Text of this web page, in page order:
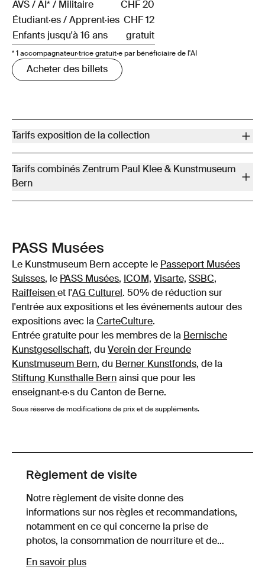
AVS / AI* / Militaire
CHF 20
Étudiant·es / Apprent·ies CHF 12
Enfants jusqu'à 16 ans
gratuit
* 1 accompagnateur·trice gratuit·e par bénéficiaire de l'AI
Acheter des billets
Tarifs exposition de la collection
Tarif plein
CHF 10
AVS / AI* / Militaire
Tarifs combinés Zentrum Paul Klee & Kunstmuseum
Bern
Étudiant·es / Apprent·ies
* 1 accompagnateur·trice gratuit·e par bénéficiaire de l'AI
PASS Musées
Le Kunstmuseum Bern accepte le Passeport Musées
Suisses, le PASS Musées, ICOM, Visarte, SSBC,
Raiffeisen et l'AG Culturel . 50% de réduction sur
l'entrée aux expositions et les événements autour des
expositions avec la CarteCulture.
Entrée gratuite pour les membres de la Bernische
Kunstgesellschaft, du Verein der Freunde
Kunstmuseum Bern, du Berner Kunstfonds, de la
Stiftung Kunsthalle Bern ainsi que pour les
enseignant·e·s du Canton de Berne.
Sous réserve de modifications de prix et de suppléments.
Règlement de visite
Notre règlement de visite donne des
informations sur nos règles et recommandations,
notamment en ce qui concerne la prise de
photos, la consommation de nourriture et de
En savoir plus